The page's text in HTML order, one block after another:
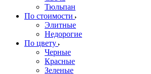
Тюльпан
По стоимости
Элитные
Недорогие
По цвету
Черные
Красные
Зеленые